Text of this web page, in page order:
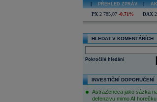
PŘEHLED ZPRÁV
PX 2 785,07 -0,71% DAX
HLEDAT V KOMENTÁŘÍCH
Pokročilé hledání
INVESTIČNÍ DOPORUČENÍ
AstraZeneca jako sázka
defenzivu mimo AI horečku